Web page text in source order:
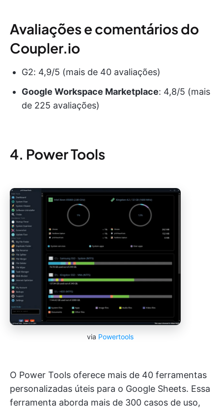
Avaliações e comentários do
Coupler.io
G2: 4,9/5 (mais de 40 avaliações)
Google Workspace Marketplace: 4,8/5 (mais
de 225 avaliações)
4. Power Tools
via Powertools
O Power Tools oferece mais de 40 ferramentas
personalizadas úteis para o Google Sheets. Essa
ferramenta aborda mais de 300 casos de uso,